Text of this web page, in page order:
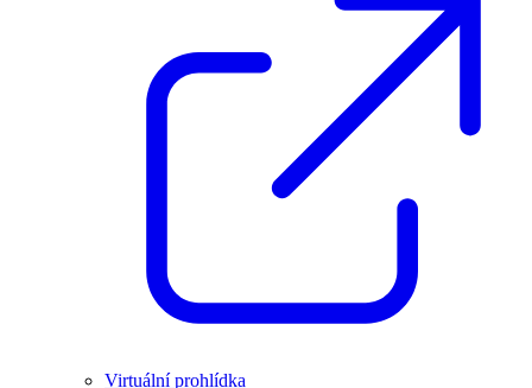
Virtuální prohlídka